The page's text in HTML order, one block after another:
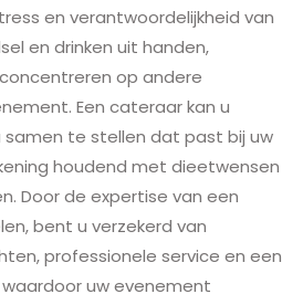
en verantwoordelijkheid van
en drinken uit handen,
op andere
Een cateraar kan u
te stellen dat past bij uw
houdend met dieetwensen
Door de expertise van een
bent u verzekerd van
professionele service en een
uw evenement